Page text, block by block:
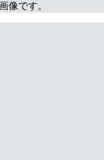
像です。